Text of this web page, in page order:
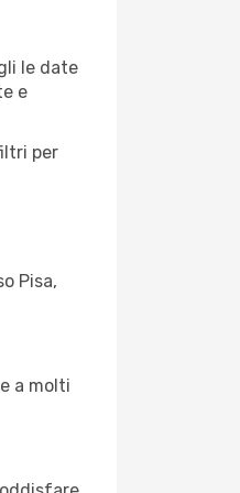
le date
e
per
Pisa,
a molti